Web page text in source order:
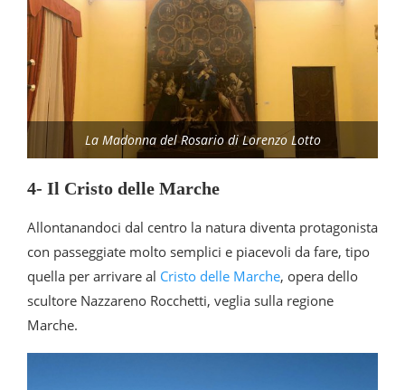
La Madonna del Rosario di Lorenzo Lotto
4- Il Cristo delle Marche
Allontanandoci dal centro la natura diventa protagonista
con passeggiate molto semplici e piacevoli da fare, tipo
quella per arrivare al Cristo delle Marche, opera dello
scultore Nazzareno Rocchetti, veglia sulla regione
Marche.